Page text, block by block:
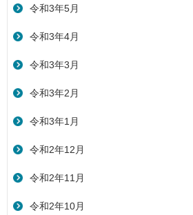
令和3年5月
令和3年4月
令和3年3月
令和3年2月
令和3年1月
令和2年12月
令和2年11月
令和2年10月